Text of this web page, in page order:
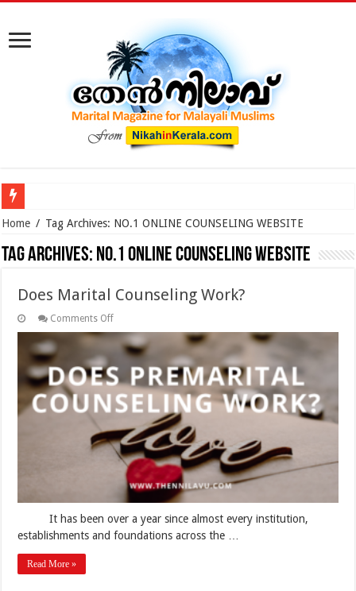
കോടതിക്ക് പുറത്ത് നടക്കുന്ന മുസ്‌ലിം വിവാഹ മോചനം: കുടുംബ
Home / Tag Archives: NO.1 ONLINE COUNSELING WEBSITE
Tag Archives: NO.1 ONLINE COUNSELING WEBSITE
Does Marital Counseling Work?
Comments Offon
Marital
Counseling
It has been over a year since almost every institution,
establishments and foundations across the …
Read More »